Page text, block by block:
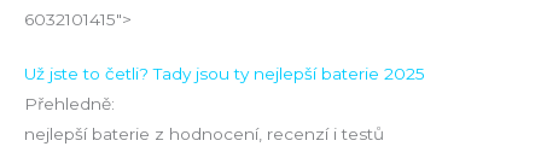
6032101415">
Už jste to četli? Tady jsou ty nejlepší baterie 2025
Přehledně:
nejlepší baterie z hodnocení, recenzí i testů